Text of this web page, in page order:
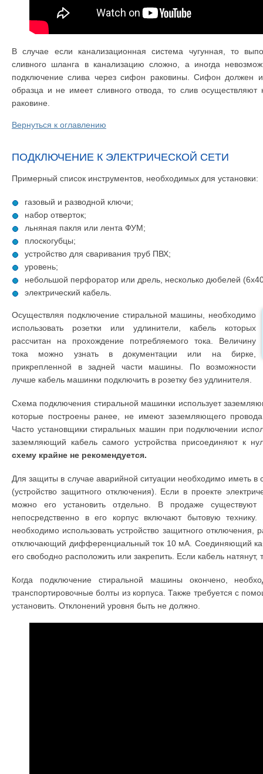
В случае если канализационная система чугунная, то
сливного шланга в канализацию сложно, а иногда
подключение слива через сифон раковины. Сифон должен
образца и не имеет сливного отвода, то слив
раковине.
Вернуться к оглавлению
ПОДКЛЮЧЕНИЕ К ЭЛЕКТРИЧЕСКОЙ СЕТИ
Примерный список инструментов, необходимых для установки:
газовый и разводной ключи;
набор отверток;
льняная пакля или лента ФУМ;
плоскогубцы;
устройство для сваривания труб ПВХ;
уровень;
небольшой перфоратор или дрель, несколько дюбелей
электрический кабель.
Осуществляя подключение стиральной машины, необходимо
использовать розетки или удлинители, кабель которых
рассчитан на прохождение потребляемого тока. Величину
тока можно узнать в документации или на бирке,
прикрепленной в задней части машины. По возможности
лучше кабель машинки подключить в розетку без удлинителя.
Схема подключения стиральной машинки использует
которые построены ранее, не имеют заземляющего
Часто установщики стиральных машин при подключении
заземляющий кабель самого устройства присоединяют к
схему крайне не рекомендуется.
Для защиты в случае аварийной ситуации необходимо иметь
(устройство защитного отключения). Если в проекте
можно его установить отдельно. В продаже
непосредственно в его корпус включают бытовую
необходимо использовать устройство защитного
отключающий дифференциальный ток 10 мА. Соединяющий
его свободно расположить или закрепить. Если кабель
Когда подключение стиральной машины окончено,
транспортировочные болты из корпуса. Также требуется с
установить. Отклонений уровня быть не должно.